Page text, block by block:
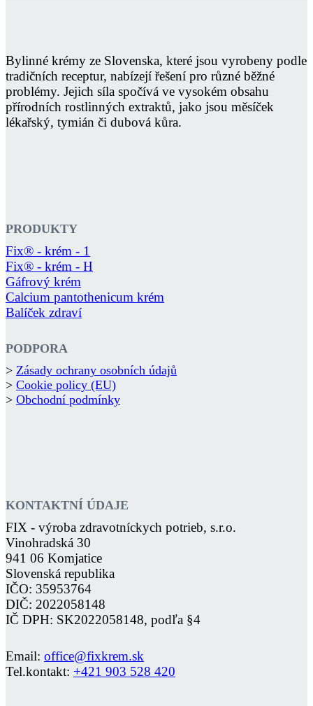
Bylinné krémy ze Slovenska, které jsou vyrobeny podle
tradičních receptur, nabízejí řešení pro různé běžné
problémy. Jejich síla spočívá ve vysokém obsahu
přírodních rostlinných extraktů, jako jsou měsíček
lékařský, tymián či dubová kůra.
PRODUKTY
Fix® - krém - 1
Fix® - krém - H
Gáfrový krém
Calcium pantothenicum krém
Balíček zdraví
PODPORA
> Zásady ochrany osobních údajů
> Cookie policy (EU)
> Obchodní podmínky
KONTAKTNÍ ÚDAJE
FIX - výroba zdravotníckych potrieb, s.r.o.
Vinohradská 30
941 06 Komjatice
Slovenská republika
IČO: 35953764
DIČ: 2022058148
IČ DPH: SK2022058148, podľa §4
Email: office@fixkrem.sk
Tel.kontakt: +421 903 528 420